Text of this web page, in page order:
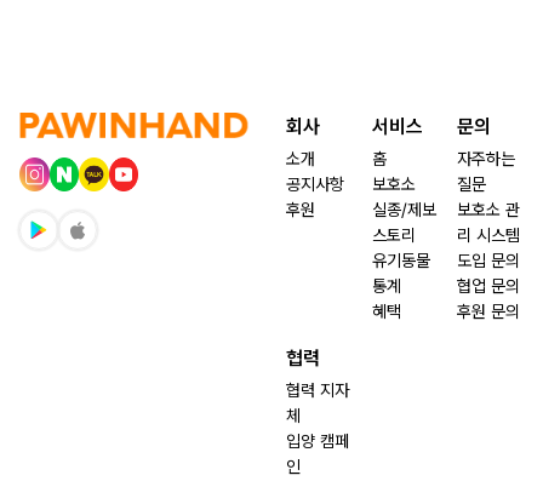
회사
소개
공지사항
후원
서비스
홈
보호소
실종/제보
스토리
유기동물
통계
혜택
문의
자주하는
질문
보호소 관
리 시스템
도입 문의
협업 문의
후원 문의
협력
협력 지자
체
입양 캠페
인